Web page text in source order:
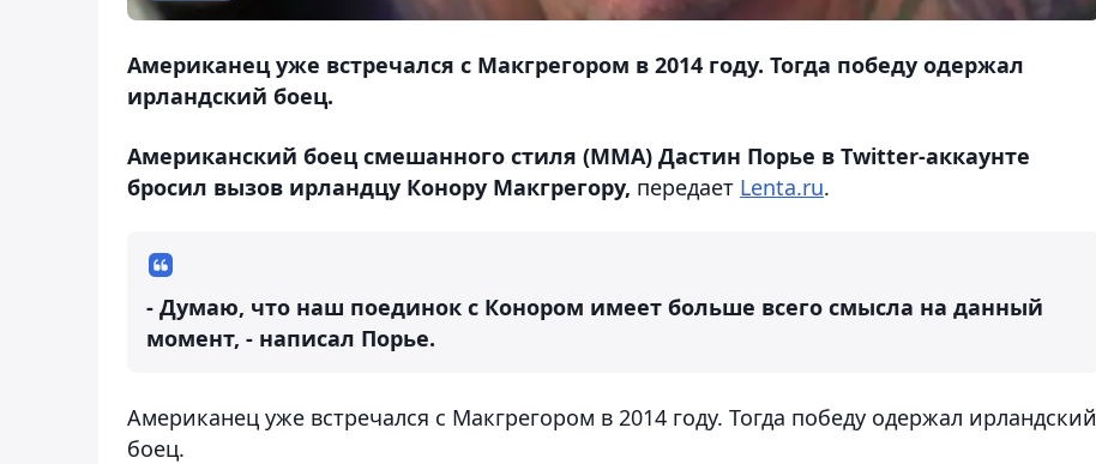
Американец уже встречался с Макгрегором в 2014 году. Тогда победу одержал
ирландский боец.
Американский боец смешанного стиля (MMA) Дастин Порье в Twitter-аккаунте
бросил вызов ирландцу Конору Макгрегору, передает Lenta.ru.
- Думаю, что наш поединок с Конором имеет больше всего смысла на данный
момент, - написал Порье.
Американец уже встречался с Макгрегором в 2014 году. Тогда победу одержал ирландский
боец.